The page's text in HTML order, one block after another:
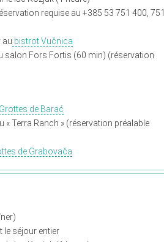
requise au +385 53 751 400, 751
au bistrot Vučnica
salon Fors Fortis (60 min) (réservation
Grottes de Barać
« Terra Ranch » (réservation préalable
de Grabovača
le séjour entier